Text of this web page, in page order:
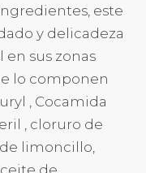
este
y delicadeza
sus zonas
lo componen
, Cocamida
, cloruro de
limoncillo,